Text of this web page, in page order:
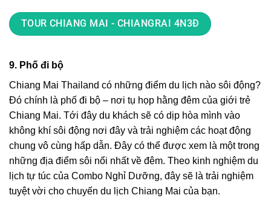
TOUR CHIANG MAI - CHIANGRAI 4N3Đ
9. Phố đi bộ
Chiang Mai Thailand có những điểm du lịch nào sôi động?
Đó chính là phố đi bộ – nơi tụ họp hằng đêm của giới trẻ
Chiang Mai. Tới đây du khách sẽ có dịp hòa mình vào
không khí sôi động nơi đây và trải nghiệm các hoạt động
chung vô cùng hấp dẫn. Đây có thể được xem là một trong
những địa điểm sôi nổi nhất về đêm. Theo kinh nghiệm du
lịch tự túc của Combo Nghỉ Dưỡng, đây sẽ là trải nghiệm
tuyệt vời cho chuyến du lịch Chiang Mai của bạn.